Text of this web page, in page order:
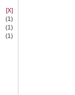
[X]
(1)
(1)
(1)